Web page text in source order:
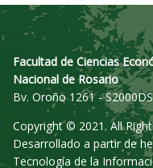
Facultad de Ciencias
Nacional de Rosario
Bv. Oroño 1261 -
Copyright © 2021. All
Desarrollado a partir de
Tecnología de la